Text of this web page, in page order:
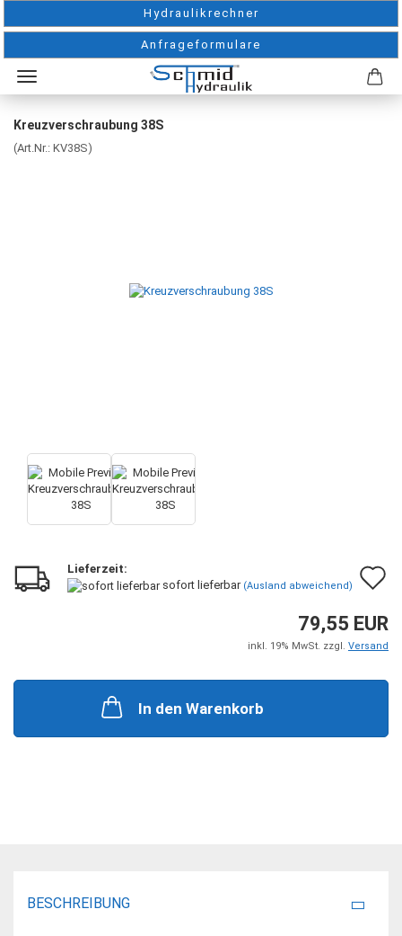
Hydraulikrechner
Anfrageformulare
Kreuzverschraubung 38S
(Art.Nr.: KV38S)
Lieferzeit:
sofort lieferbar (Ausland abweichend)
79,55 EUR
inkl. 19% MwSt. zzgl. Versand
In den Warenkorb
BESCHREIBUNG